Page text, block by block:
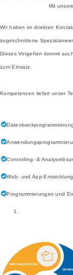
Mit
Wir haben im direkten
zugeschnittene
Dieses Vorgehen kommt
zum Einsatz.
Kompetenzen liefert unser
Datenbankprogrammierung
Controlling- &
Web- und App-Entwicklung
Programmierungen und